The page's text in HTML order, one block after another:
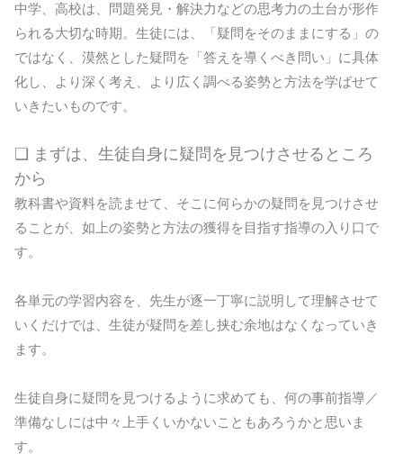
中学、高校は、問題発見・解決力などの思考力の土台が形作
られる大切な時期。生徒には、「疑問をそのままにする」の
ではなく、漠然とした疑問を「答えを導くべき問い」に具体
化し、より深く考え、より広く調べる姿勢と方法を学ばせて
いきたいものです。
❏ まずは、生徒自身に疑問を見つけさせるところ
から
教科書や資料を読ませて、そこに何らかの疑問を見つけさせ
ることが、如上の姿勢と方法の獲得を目指す指導の入り口で
す。
各単元の学習内容を、先生が逐一丁寧に説明して理解させて
いくだけでは、生徒が疑問を差し挟む余地はなくなっていき
ます。
生徒自身に疑問を見つけるように求めても、何の事前指導／
準備なしには中々上手くいかないこともあろうかと思いま
す。